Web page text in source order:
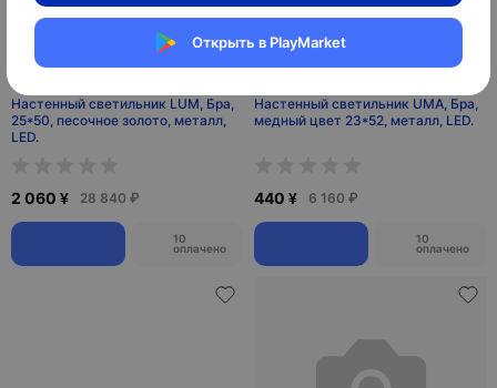
Открыть в PlayMarket
Настенный светильник LUM, Бра,
25*50, песочное золото, металл,
LED.
2 060 ¥ 28 840 ₽
10
оплачено
Настенный светильник UMA, Бра,
медный цвет 23*52, металл, LED.
440 ¥ 6 160 ₽
10
оплачено